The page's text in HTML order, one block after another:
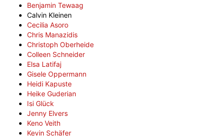
Benjamin Tewaag
Calvin Kleinen
Cecilia Asoro
Chris Manazidis
Christoph Oberheide
Colleen Schneider
Elsa Latifaj
Gisele Oppermann
Heidi Kapuste
Heike Guderian
Isi Glück
Jenny Elvers
Keno Veith
Kevin Schäfer